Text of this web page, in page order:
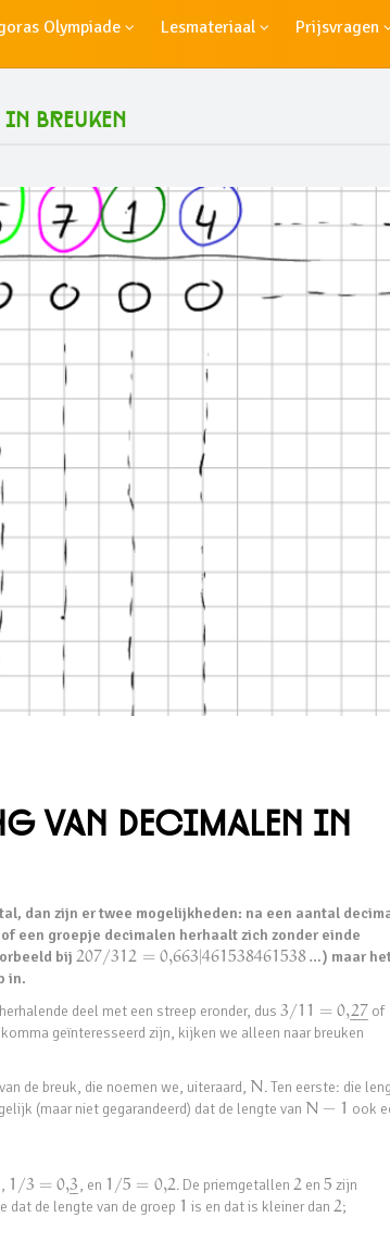
Olympiade Lesmateriaal Prijsvragen
breuken
van decimalen in
dan zijn er twee mogelijkheden: na een aantal
een groepje decimalen herhaalt zich zonder einde
bij207/312 = 0,663 461538461538 …) maar
in.
deel met een streep eronder, dus 3/11 = 0,27
¯ ¯
¯¯
of
geïnteresseerd zijn, kijken we alleen naar breuken
de breuk, die noemen we, uiteraard, N. Ten eerste: die
(maar niet gegarandeerd) dat de lengte van N − 1 ook
, 1 /3 = 0,3
¯¯
, en 1 /5 = 0,2. De priemgetallen 2en 5 zijn
dat de lengte van de groep 1 is en dat is kleiner dan 2;